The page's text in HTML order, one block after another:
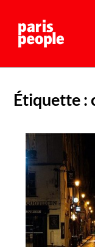
Étiquette :